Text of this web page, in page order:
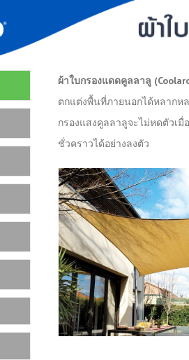
ผ้าใบกรองแดดคูลลาลู
ตกแต่งพื้นที่ภายนอกได้หลากห
กรองแสงคูลลาลูจะไม่หดตัวเ
ชั่วคราวได้อย่างลงตัว